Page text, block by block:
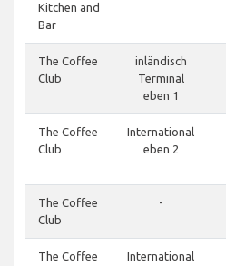
Kitchen and
Bar
The Coffee
Club
inländisch
Terminal
eben 1
The Coffee
Club
International
eben 2
The Coffee
Club
-
The Coffee
International